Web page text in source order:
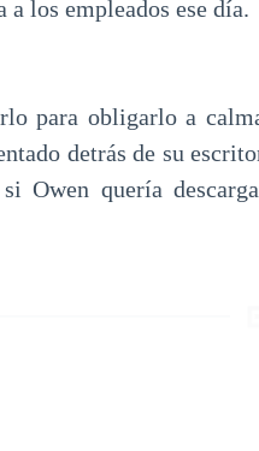
a los empleados ese día.
para obligarlo a
detrás de su
Owen quería